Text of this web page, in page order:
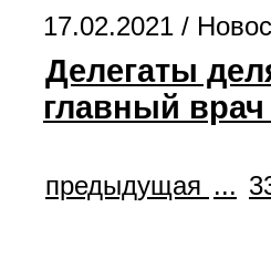
17.02.2021 /
Делегаты
главный
предыдущая ...